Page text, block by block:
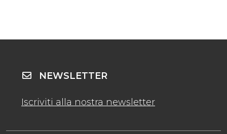
NEWSLETTER
Iscriviti alla nostra newsletter